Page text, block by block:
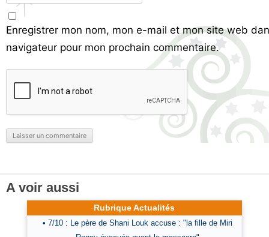
Enregistrer mon nom, mon e-mail et mon site web
navigateur pour mon prochain commentaire.
A voir aussi
Rubrique Actualités
• 7/10 : Le père de Shani Louk accuse : "la fille de Miri